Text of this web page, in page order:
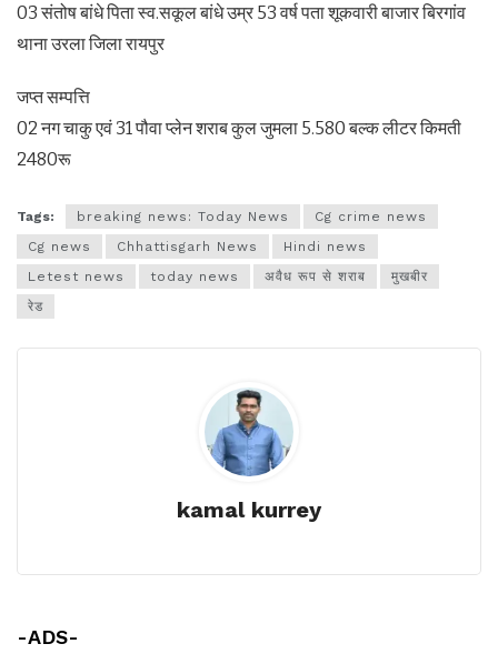
03 संतोष बांधे पिता स्व.सकूल बांधे उम्र 53 वर्ष पता शूकवारी बाजार बिरगांव
थाना उरला जिला रायपुर
जप्त सम्पत्ति
02 नग चाकु एवं 31 पौवा प्लेन शराब कुल जुमला 5.580 बल्क लीटर किमती
2480रू
Tags: breaking news: Today News
Cg crime news
Cg news
Chhattisgarh News
Hindi news
Letest news
today news अवैध रूप से शराब
मुखबीर
रेड
kamal kurrey
-ADS-